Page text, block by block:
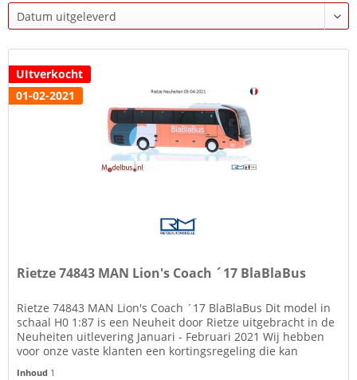
UItverkocht
01-02-2021
Rietze 74843 MAN Lion's Coach ´17 BlaBlaBus
Rietze 74843 MAN Lion's Coach ´17 BlaBlaBus Dit model in
schaal H0 1:87 is een Neuheit door Rietze uitgebracht in de
Neuheiten uitlevering Januari - Februari 2021 Wij hebben
voor onze vaste klanten een kortingsregeling die kan
Inhoud 1